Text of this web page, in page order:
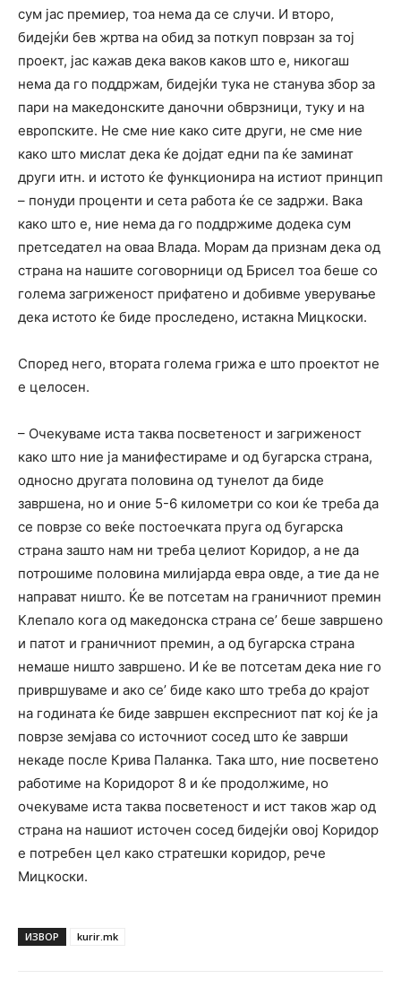
сум јас премиер, тоа нема да се случи. И второ,
бидејќи бев жртва на обид за поткуп поврзан за тој
проект, јас кажав дека ваков каков што е, никогаш
нема да го поддржам, бидејќи тука не станува збор за
пари на македонските даночни обврзници, туку и на
европските. Не сме ние како сите други, не сме ние
како што мислат дека ќе дојдат едни па ќе заминат
други итн. и истото ќе функционира на истиот принцип
– понуди проценти и сета работа ќе се задржи. Вака
како што е, ние нема да го поддржиме додека сум
претседател на оваа Влада. Морам да признам дека од
страна на нашите соговорници од Брисел тоа беше со
голема загриженост прифатено и добивме уверување
дека истото ќе биде проследено, истакна Мицкоски.
Според него, втората голема грижа е што проектот не
е целосен.
– Очекуваме иста таква посветеност и загриженост
како што ние ја манифестираме и од бугарска страна,
односно другата половина од тунелот да биде
завршена, но и оние 5-6 километри со кои ќе треба да
се поврзе со веќе постоечката пруга од бугарска
страна зашто нам ни треба целиот Коридор, а не да
потрошиме половина милијарда евра овде, а тие да не
направат ништо. Ќе ве потсетам на граничниот премин
Клепало кога од македонска страна се’ беше завршено
и патот и граничниот премин, а од бугарска страна
немаше ништо завршено. И ќе ве потсетам дека ние го
привршуваме и ако се’ биде како што треба до крајот
на годината ќе биде завршен експресниот пат кој ќе ја
поврзе земјава со источниот сосед што ќе заврши
некаде после Крива Паланка. Така што, ние посветено
работиме на Коридорот 8 и ќе продолжиме, но
очекуваме иста таква посветеност и ист таков жар од
страна на нашиот источен сосед бидејќи овој Коридор
е потребен цел како стратешки коридор, рече
Мицкоски.
ИЗВОР kurir.mk